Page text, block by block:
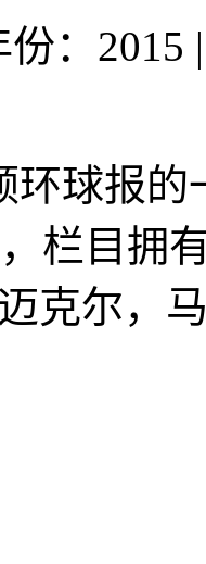
份：2015 |
环球报
栏目拥
克尔，